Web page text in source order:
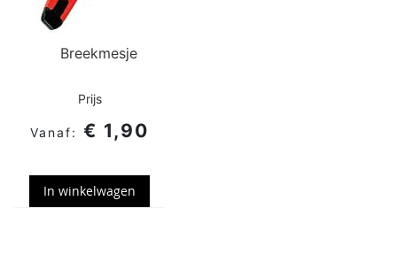
Breekmesje
Prijs
€ 1,90
In winkelwagen